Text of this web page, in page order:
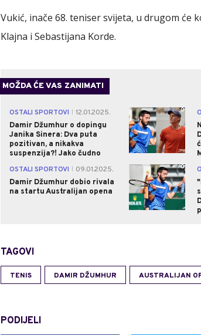
Vukić, inače 68. teniser svijeta, u drugom će
Klajna i Sebastijana Korde.
MOŽDA ĆE VAS ZANIMATI
OSTALI SPORTOVI
12.01.2025.
Damir Džumhur o dopingu
Janika Sinera: Dva puta
pozitivan, a nikakva
suspenzija?! Jako čudno
0
OSTALI SPORTOVI
09.01.2025.
Damir Džumhur dobio rivala
na startu Australijan opena
0
TAGOVI
TENIS DAMIR DŽUMHUR AUSTRALIJAN
PODIJELI